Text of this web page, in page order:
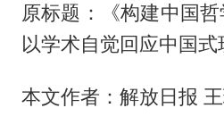
原标题：《构建中国哲
以学术自觉回应中国式
本文作者：解放日报